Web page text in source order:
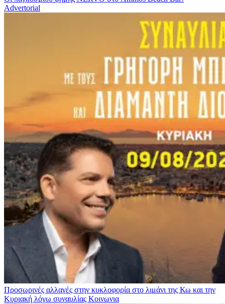
Advertorial
Προσωρινές αλλαγές στην κυκλοφορία στο λιμάνι της Κω και την
Κυριακή λόγω συναυλίας Κοινωνια